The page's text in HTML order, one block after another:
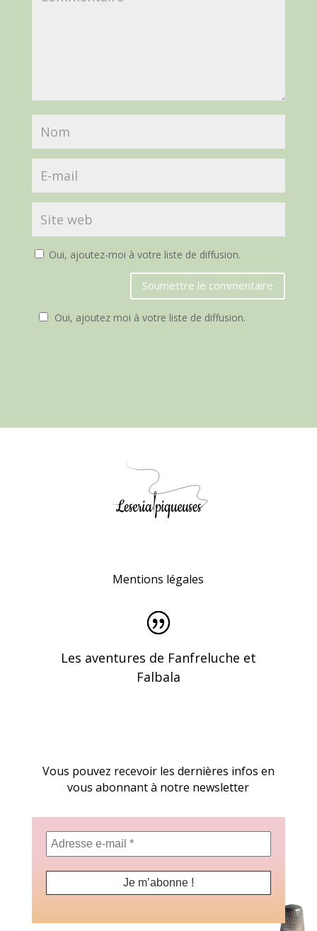
Oui, ajoutez-moi à votre liste de diffusion.
Soumettre le commentaire
Oui, ajoutez moi à votre liste de diffusion.
Mentions légales
Les aventures de Fanfreluche et
Falbala
Vous pouvez recevoir les dernières infos en
vous abonnant à notre newsletter